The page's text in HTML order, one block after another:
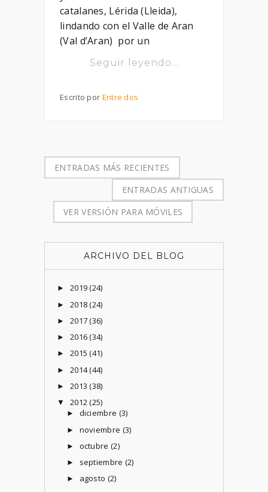
catalanes, Lérida (Lleida),
lindando con el Valle de Aran
(Val d’Aran) por un
Seguir leyendo...
Escrito por Entre dos
ENTRADAS MÁS RECIENTES
ENTRADAS ANTIGUAS
VER VERSIÓN PARA MÓVILES
ARCHIVO DEL BLOG
► 2019(24)
► 2018(24)
► 2017(36)
► 2016(34)
► 2015(41)
► 2014(44)
► 2013(38)
▼ 2012(25)
► diciembre (3)
► noviembre (3)
► octubre (2)
► septiembre (2)
► agosto (2)